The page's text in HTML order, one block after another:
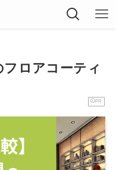
フロアコーティ
PR